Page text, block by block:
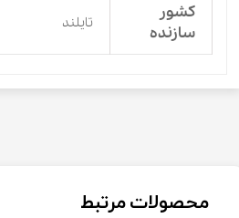
کشور
سازنده
تایلند
محصولات مرتبط